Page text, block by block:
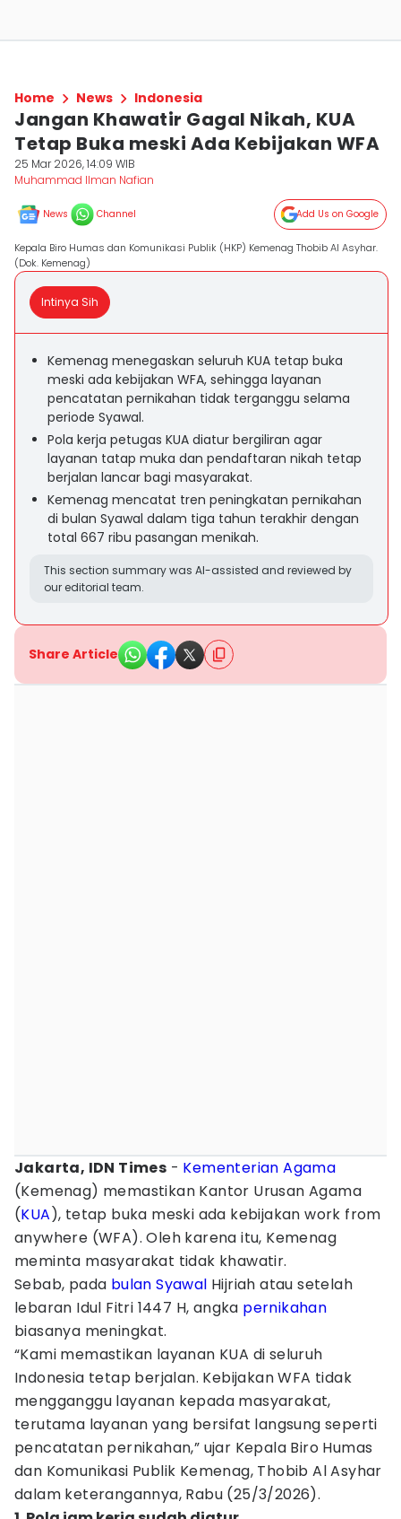
Home News Indonesia
Jangan Khawatir Gagal Nikah, KUA
Tetap Buka meski Ada Kebijakan WFA
25 Mar 2026, 14:09 WIB
Muhammad Ilman Nafian
News Channel Add Us on Google
Kepala Biro Humas dan Komunikasi Publik (HKP) Kemenag Thobib Al Asyhar.
(Dok. Kemenag)
Intinya Sih
Kemenag menegaskan seluruh KUA tetap buka
meski ada kebijakan WFA, sehingga layanan
pencatatan pernikahan tidak terganggu selama
periode Syawal.
Pola kerja petugas KUA diatur bergiliran agar
layanan tatap muka dan pendaftaran nikah tetap
berjalan lancar bagi masyarakat.
Kemenag mencatat tren peningkatan pernikahan
di bulan Syawal dalam tiga tahun terakhir dengan
total 667 ribu pasangan menikah.
This section summary was AI-assisted and reviewed by
our editorial team.
Share Article
Jakarta, IDN Times - Kementerian Agama
(Kemenag) memastikan Kantor Urusan Agama
(KUA), tetap buka meski ada kebijakan work from
anywhere (WFA). Oleh karena itu, Kemenag
meminta masyarakat tidak khawatir.
Sebab, pada bulan Syawal Hijriah atau setelah
lebaran Idul Fitri 1447 H, angka pernikahan
biasanya meningkat.
“Kami memastikan layanan KUA di seluruh
Indonesia tetap berjalan. Kebijakan WFA tidak
mengganggu layanan kepada masyarakat,
terutama layanan yang bersifat langsung seperti
pencatatan pernikahan,” ujar Kepala Biro Humas
dan Komunikasi Publik Kemenag, Thobib Al Asyhar
dalam keterangannya, Rabu (25/3/2026).